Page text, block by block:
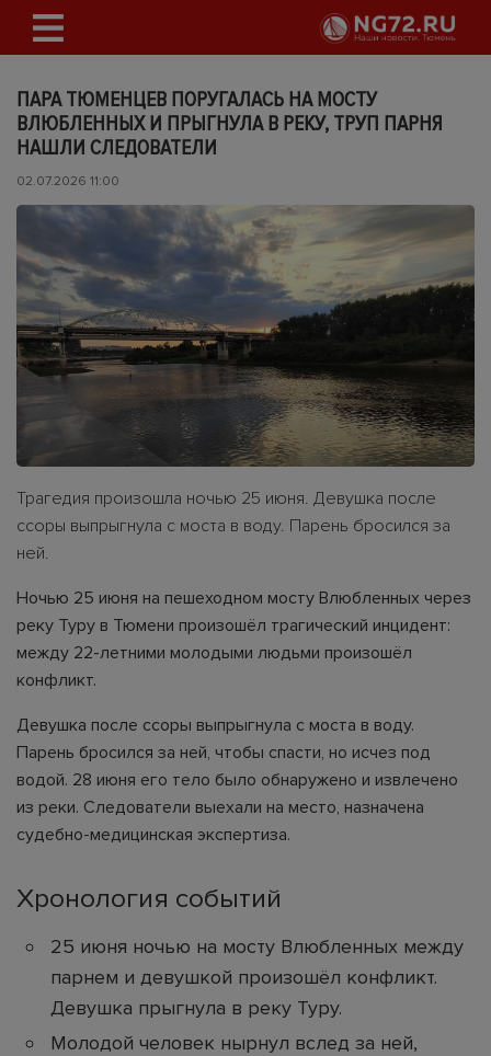
ПАРА ТЮМЕНЦЕВ ПОРУГАЛАСЬ НА МОСТУ
ВЛЮБЛЕННЫХ И ПРЫГНУЛА В РЕКУ, ТРУП ПАРНЯ
НАШЛИ СЛЕДОВАТЕЛИ
02.07.2026 11:00
Трагедия произошла ночью 25 июня. Девушка после
ссоры выпрыгнула с моста в воду. Парень бросился за
ней.
Ночью 25 июня на пешеходном мосту Влюбленных через
реку Туру в Тюмени произошёл трагический инцидент:
между 22-летними молодыми людьми произошёл
конфликт.
Девушка после ссоры выпрыгнула с моста в воду.
Парень бросился за ней, чтобы спасти, но исчез под
водой. 28 июня его тело было обнаружено и извлечено
из реки. Следователи выехали на место, назначена
судебно-медицинская экспертиза.
Хронология событий
25 июня ночью на мосту Влюбленных между
парнем и девушкой произошёл конфликт.
Девушка прыгнула в реку Туру.
Молодой человек нырнул вслед за ней,